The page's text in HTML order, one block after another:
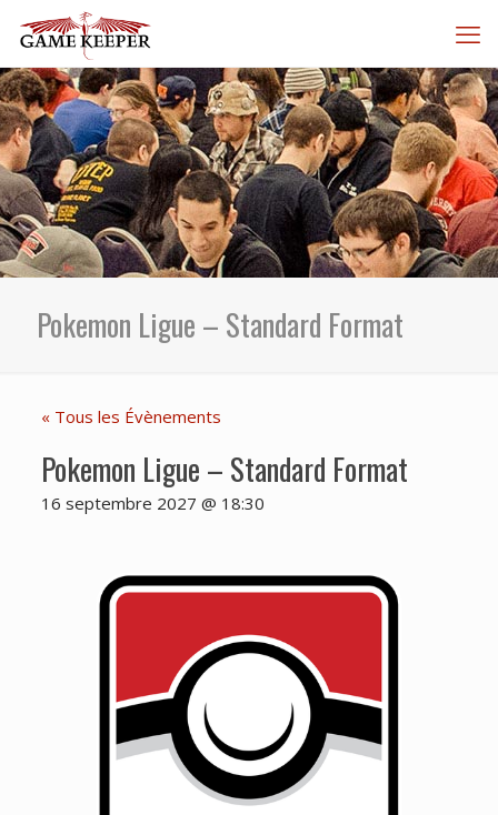
Pokemon Ligue – Standard Format
« Tous les Évènements
Pokemon Ligue – Standard Format
16 septembre 2027 @ 18:30